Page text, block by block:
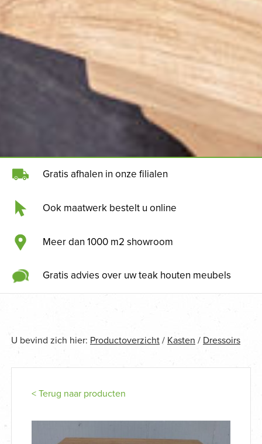
Gratis afhalen in onze filialen
Ook maatwerk bestelt u online
Meer dan 1000 m2 showroom
Gratis advies over uw teak houten meubels
U bevind zich hier: Productoverzicht / Kasten / Dressoirs
< Terug naar producten